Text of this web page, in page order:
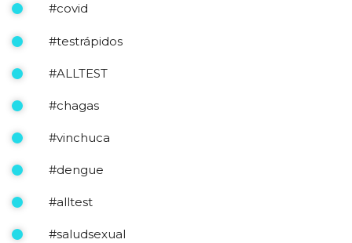
#covid
#testrápidos
#ALLTEST
#chagas
#vinchuca
#dengue
#alltest
#saludsexual